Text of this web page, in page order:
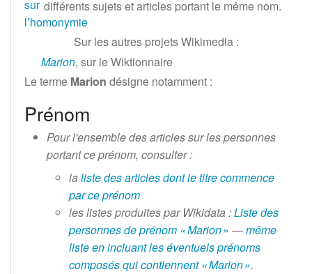
différents sujets et articles portant le même nom.
Sur les autres projets Wikimedia :
Marion, sur leWiktionnaire
Le terme Marion désigne notamment :
Prénom
Pour l'ensemble des articles sur les personnes
portant ce prénom, consulter:
laliste des articles dont le titre commence
par ce prénom
les listes produites par Wikidata:Liste des
personnes de prénom «Marion» —même
liste en incluant les éventuels prénoms
composés qui contiennent «Marion».